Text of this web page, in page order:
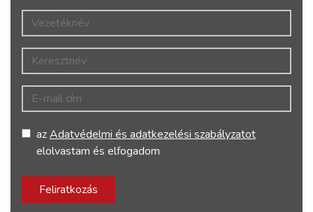
Vezetéknév
Keresztnév
E-mail cím
azAdatvédelmi és adatkezelési szabályzatot
elolvastam és elfogadom
Feliratkozás